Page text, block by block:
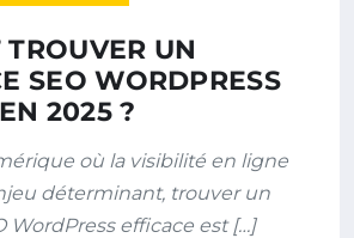
UN
SEO WORDPRESS
2025 ?
où la visibilité en ligne
déterminant, trouver un
WordPress efficace est […]